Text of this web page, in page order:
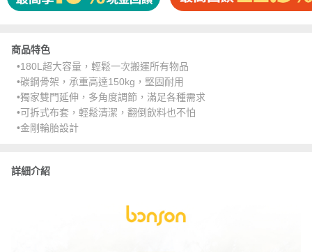
商品特色
•180L超大容量，輕鬆一次搬運所有物品
•碳鋼骨架，承重高達150kg，堅固耐用
•獨家雙門延伸，多角度調節，滿足各種需求
•可拆式布套，輕鬆清潔，翻倒飲料也不怕
•金剛輪胎設計
詳細介紹